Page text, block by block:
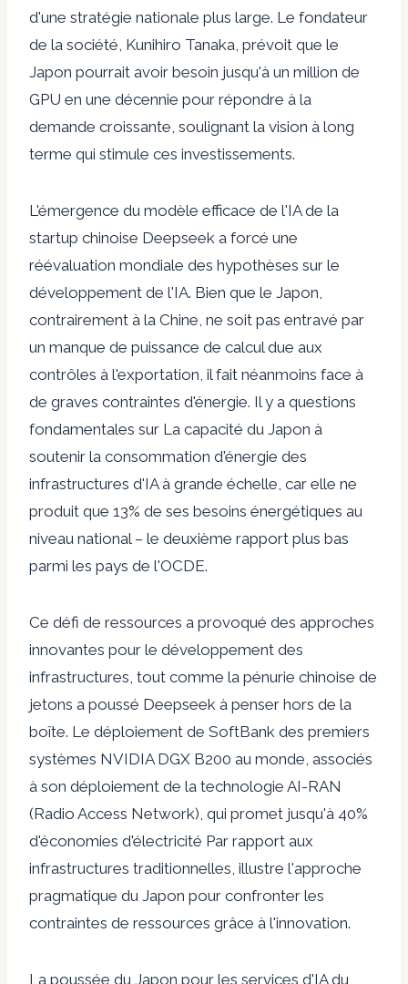
d'une stratégie nationale plus large. Le fondateur
de la société, Kunihiro Tanaka, prévoit que le
Japon pourrait avoir besoin jusqu'à un million de
GPU en une décennie pour répondre à la
demande croissante, soulignant la vision à long
terme qui stimule ces investissements.
L'émergence du modèle efficace de l'IA de la
startup chinoise Deepseek a forcé une
réévaluation mondiale des hypothèses sur le
développement de l'IA. Bien que le Japon,
contrairement à la Chine, ne soit pas entravé par
un manque de puissance de calcul due aux
contrôles à l'exportation, il fait néanmoins face à
de graves contraintes d'énergie. Il y a questions
fondamentales sur La capacité du Japon à
soutenir la consommation d'énergie des
infrastructures d'IA à grande échelle, car elle ne
produit que 13% de ses besoins énergétiques au
niveau national – le deuxième rapport plus bas
parmi les pays de l'OCDE.
Ce défi de ressources a provoqué des approches
innovantes pour le développement des
infrastructures, tout comme la pénurie chinoise de
jetons a poussé Deepseek à penser hors de la
boîte. Le déploiement de SoftBank des premiers
systèmes NVIDIA DGX B200 au monde, associés
à son déploiement de la technologie AI-RAN
(Radio Access Network), qui promet jusqu'à 40%
d'économies d'électricité Par rapport aux
infrastructures traditionnelles, illustre l'approche
pragmatique du Japon pour confronter les
contraintes de ressources grâce à l'innovation.
La poussée du Japon pour les services d'IA du